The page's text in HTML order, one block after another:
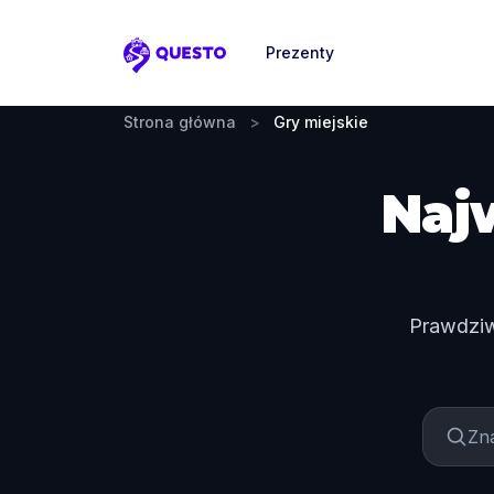
Questo
Prezenty
Strona główna > Gry miejskie